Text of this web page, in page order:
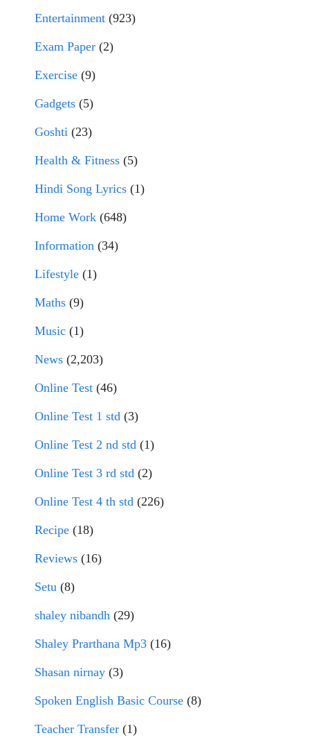
Entertainment (923)
Exam Paper (2)
Exercise (9)
Gadgets (5)
Goshti (23)
Health & Fitness (5)
Hindi Song Lyrics (1)
Home Work (648)
Information (34)
Lifestyle (1)
Maths (9)
Music (1)
News (2,203)
Online Test (46)
Online Test 1 std (3)
Online Test 2 nd std (1)
Online Test 3 rd std (2)
Online Test 4 th std (226)
Recipe (18)
Reviews (16)
Setu (8)
shaley nibandh (29)
Shaley Prarthana Mp3 (16)
Shasan nirnay (3)
Spoken English Basic Course (8)
Teacher Transfer (1)